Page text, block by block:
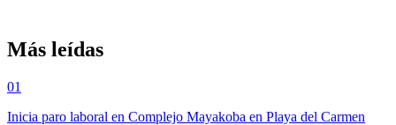
Más leídas
01
Inicia paro laboral en Complejo Mayakoba en Playa del Carmen